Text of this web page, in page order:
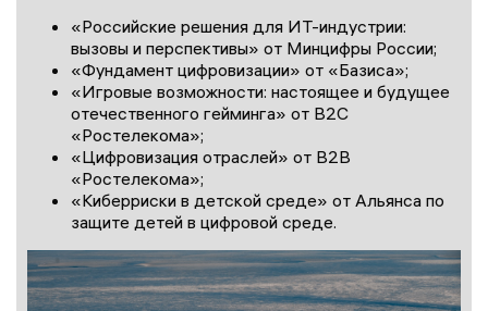
«Российские решения для ИТ-индустрии:
вызовы и перспективы» от Минцифры России;
«Фундамент цифровизации» от «Базиса»;
«Игровые возможности: настоящее и будущее
отечественного гейминга» от В2С
«Ростелекома»;
«Цифровизация отраслей» от В2В
«Ростелекома»;
«Киберриски в детской среде» от Альянса по
защите детей в цифровой среде.